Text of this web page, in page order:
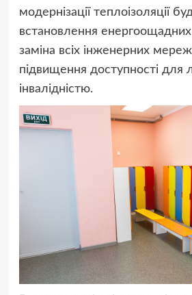
модернізації теплоізоляції
встановлення енергоощадних
заміна всіх інженерних мереж
підвищення доступності для
інвалідністю.